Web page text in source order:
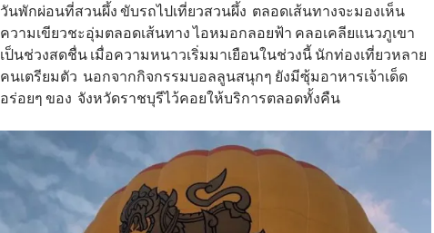
วันพักผ่อนที่สวนผึ้ง ขับรถไปเที่ยวสวนผึ้ง ตลอดเส้นทางจะมองเห็น
ความเขียวชะอุ่มตลอดเส้นทาง ไอหมอกลอยฟ้า คลอเคลียแนวภูเขา
เป็นช่วงสดชื่น เมื่อความหนาวเริ่มมาเยือนในช่วงนี้ นักท่องเที่ยวหลาย
คนเตรียมตัว นอกจากกิจกรรมบอลลูนสนุกๆ ยังมีซุ้มอาหารเจ้าเด็ด
อร่อยๆ ของ จังหวัดราชบุรีไว้คอยให้บริการตลอดทั้งคืน